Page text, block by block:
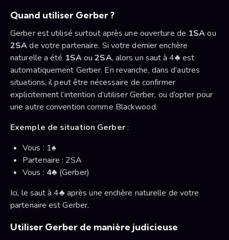
Quand utiliser Gerber ?
Gerber est utilisé surtout après une ouverture de 1SAou
2SAde votre partenaire. Si votre dernier enchère
naturelle a été 1SAou2SA, alors un saut à 4♣ est
automatiquement Gerber. En revanche, dans d’autres
situations, il peut être nécessaire de confirmer
explicitement l’intention d’utiliser Gerber, ou d’opter pour
une autre convention comme Blackwood.
Exemple de situation Gerber:
Vous : 1♠
Partenaire : 2SA
Vous : 4♣ (Gerber)
Ici, le saut à 4♣ après une enchère naturelle de votre
partenaire est Gerber.
Utiliser Gerber de manière judicieuse